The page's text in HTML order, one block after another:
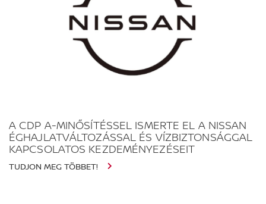
A CDP A-MINŐSÍTÉSSEL ISMERTE EL A NISSAN
ÉGHAJLATVÁLTOZÁSSAL ÉS VÍZBIZTONSÁGGAL
KAPCSOLATOS KEZDEMÉNYEZÉSEIT
TUDJON MEG TÖBBET!